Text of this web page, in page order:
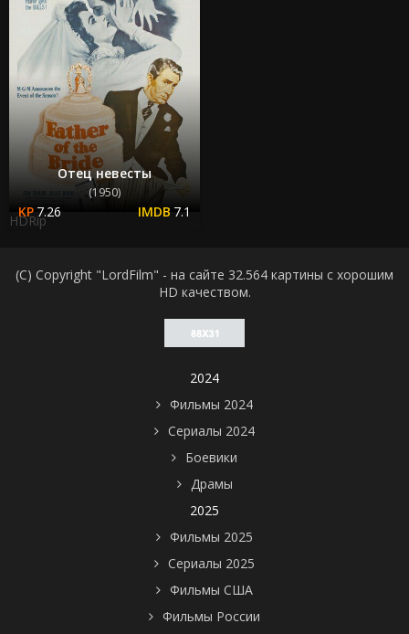
Отец невесты
(1950)
7.26 7.1
HDRip
(C) Copyright "LordFilm" - на сайте 32.564 картины с хорошим
HD качеством.
2024
Фильмы 2024
Сериалы 2024
Боевики
Драмы
2025
Фильмы 2025
Сериалы 2025
Фильмы США
Фильмы России